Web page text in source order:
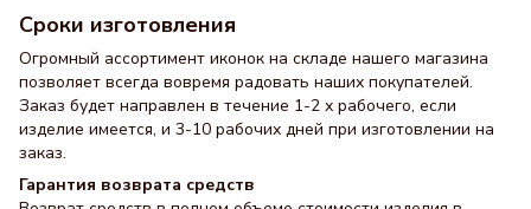
Сроки изготовления
Огромный ассортимент иконок на складе нашего магазина
позволяет всегда вовремя радовать наших покупателей.
Заказ будет направлен в течение 1-2 х рабочего, если
изделие имеется, и 3-10 рабочих дней при изготовлении на
заказ.
Гарантия возврата средств